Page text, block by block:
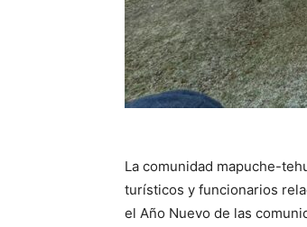
La comunidad mapuche-
turísticos y funcionarios
el Año Nuevo de las